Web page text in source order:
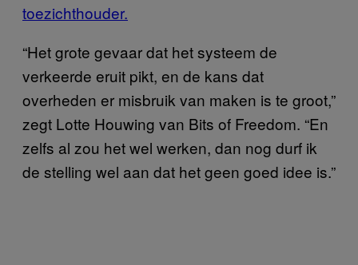
toezichthouder.
“Het grote gevaar dat het systeem de
verkeerde eruit pikt, en de kans dat
overheden er misbruik van maken is te groot,”
zegt Lotte Houwing van Bits of Freedom. “En
zelfs al zou het wel werken, dan nog durf ik
de stelling wel aan dat het geen goed idee is.”